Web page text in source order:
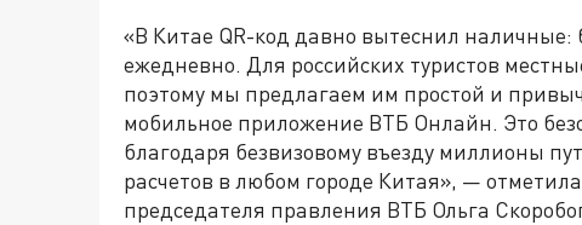
«В Китае QR-код давно вытеснил наличные:
ежедневно. Для российских туристов
поэтому мы предлагаем им простой и
мобильное приложение ВТБ Онлайн. Это
благодаря безвизовому въезду миллионы
расчетов в любом городе Китая», —
председателя правления ВТБ Ольга